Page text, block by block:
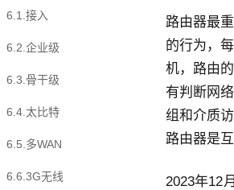
6.1 接入
6.2 企业级
6.3 骨干级
6.4 太比特
6.5 多WAN
6.6 3G无线
路由器最
的行为，
机，路由
有判断网
组和介质
路由器是
2023年12